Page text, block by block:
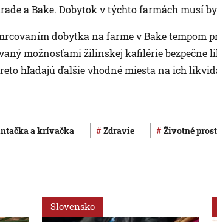
a Bake. Dobytok v týchto farmách musí
dobytka na farme v Bake tempom
možnosťami žilinskej kafilérie bezpečne
hľadajú ďalšie vhodné miesta na ich
a krívačka Zdravie Životné
Slovensko